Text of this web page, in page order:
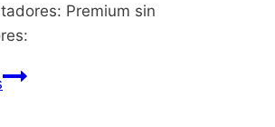
Premium sin
Hatsune